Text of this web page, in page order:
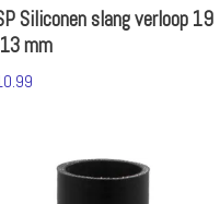
Siliconen slang verloop 19
mm